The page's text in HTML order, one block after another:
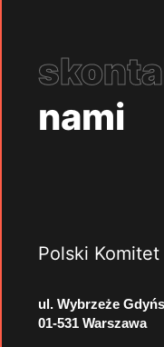
nami
Polski
ul. Wybrzeże
01-531 Warszawa